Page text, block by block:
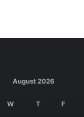
August 2026
W T F